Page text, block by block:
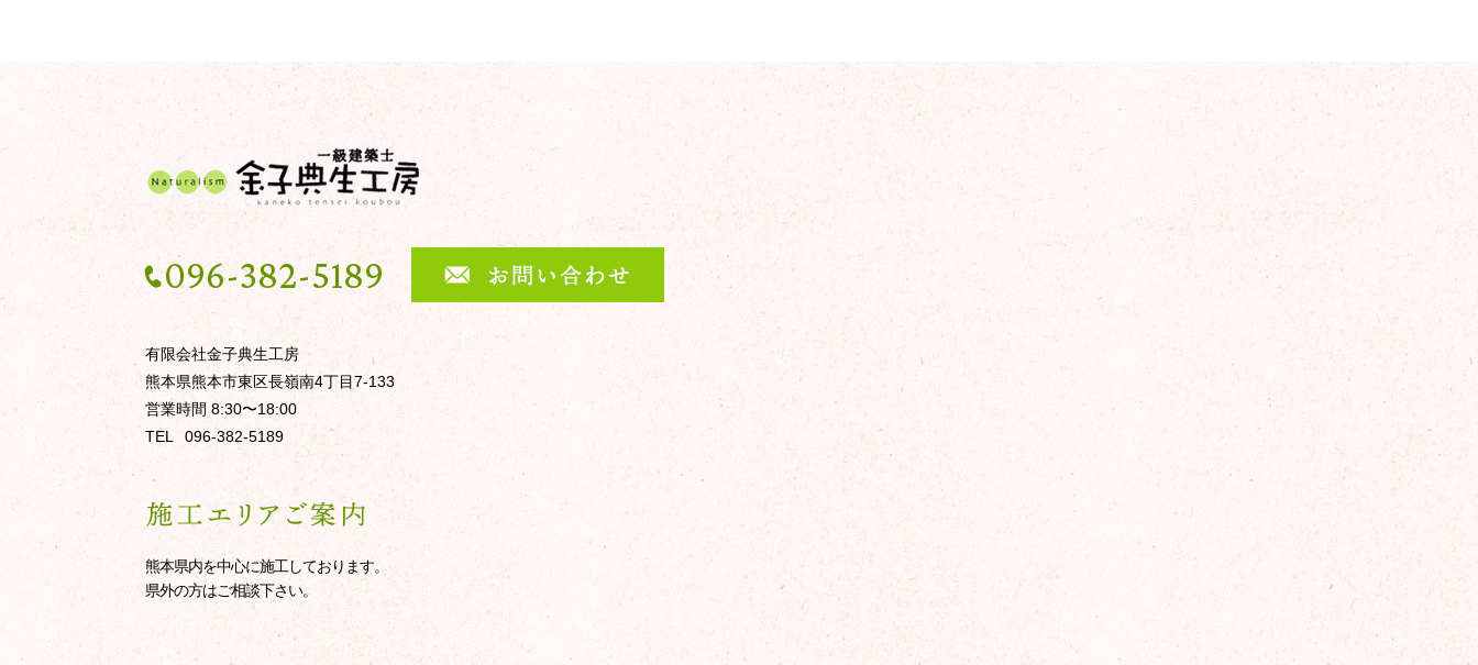
096-382-5189
有限会社金子典生工房
熊本県熊本市東区長嶺南4丁目7-133
営業時間 8:30〜18:00
TEL
096-382-5189
熊本県内を中心に施工しております。
県外の方はご相談下さい。